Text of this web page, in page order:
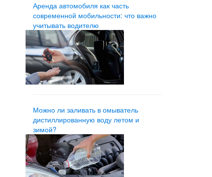
Аренда автомобиля как часть
современной мобильности: что важно
учитывать водителю
Можно ли заливать в омыватель
дистиллированную воду летом и
зимой?